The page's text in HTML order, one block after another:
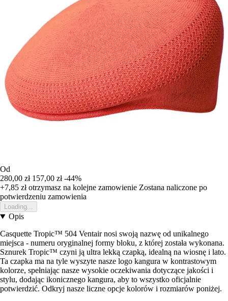
Od
280,00 zł 157,00 zł -44%
+7,85 złotrzymasz na kolejne zamowienie Zostana naliczone po
potwierdzeniu zamowienia
Loading...
Opis
Casquette Tropic™ 504 Ventair nosi swoją nazwę od unikalnego
miejsca - numeru oryginalnej formy bloku, z której została wykonana.
Sznurek Tropic™ czyni ją ultra lekką czapką, idealną na wiosnę i lato.
Ta czapka ma na tyle wyszyte nasze logo kangura w kontrastowym
kolorze, spełniając nasze wysokie oczekiwania dotyczące jakości i
stylu, dodając ikonicznego kangura, aby to wszystko oficjalnie
potwierdzić. Odkryj nasze liczne opcje kolorów i rozmiarów poniżej.